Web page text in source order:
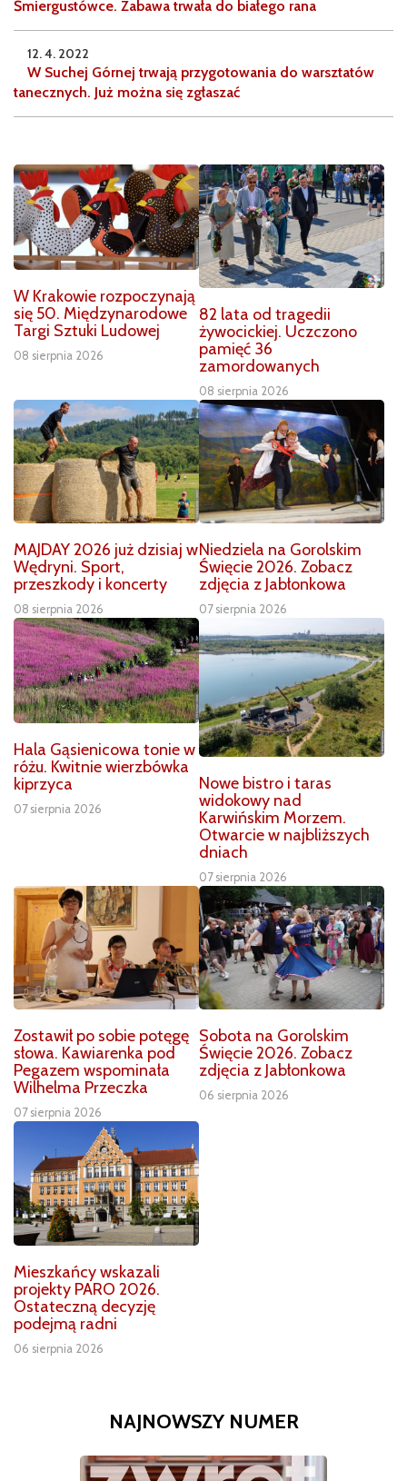
Śmiergustówce. Zabawa trwała do białego rana
12. 4. 2022
W Suchej Górnej trwają przygotowania do warsztatów
tanecznych. Już można się zgłaszać
W Krakowie rozpoczynają
się 50. Międzynarodowe
Targi Sztuki Ludowej
08 sierpnia 2026
82 lata od tragedii
żywocickiej. Uczczono
pamięć 36
zamordowanych
08 sierpnia 2026
MAJDAY 2026 już dzisiaj w
Wędryni. Sport,
przeszkody i koncerty
08 sierpnia 2026
Niedziela na Gorolskim
Święcie 2026. Zobacz
zdjęcia z Jabłonkowa
07 sierpnia 2026
Hala Gąsienicowa tonie w
różu. Kwitnie wierzbówka
kiprzyca
07 sierpnia 2026
Nowe bistro i taras
widokowy nad
Karwińskim Morzem.
Otwarcie w najbliższych
dniach
07 sierpnia 2026
Zostawił po sobie potęgę
słowa. Kawiarenka pod
Pegazem wspominała
Wilhelma Przeczka
07 sierpnia 2026
Sobota na Gorolskim
Święcie 2026. Zobacz
zdjęcia z Jabłonkowa
06 sierpnia 2026
Mieszkańcy wskazali
projekty PARO 2026.
Ostateczną decyzję
podejmą radni
06 sierpnia 2026
NAJNOWSZY NUMER